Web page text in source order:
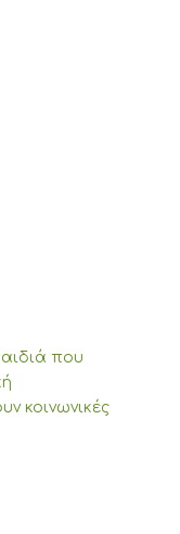
που
κοινωνικές